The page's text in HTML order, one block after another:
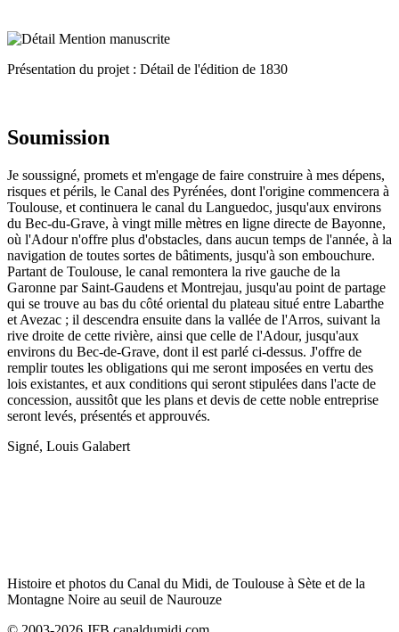
Présentation du projet : Détail de l'édition de 1830
Soumission
Je soussigné, promets et m'engage de faire construire à mes dépens,
risques et périls, le Canal des Pyrénées, dont l'origine commencera à
Toulouse, et continuera le canal du Languedoc, jusqu'aux environs
du Bec-du-Grave, à vingt mille mètres en ligne directe de Bayonne,
où l'Adour n'offre plus d'obstacles, dans aucun temps de l'année, à la
navigation de toutes sortes de bâtiments, jusqu'à son embouchure.
Partant de Toulouse, le canal remontera la rive gauche de la
Garonne par Saint-Gaudens et Montrejau, jusqu'au point de partage
qui se trouve au bas du côté oriental du plateau situé entre Labarthe
et Avezac ; il descendra ensuite dans la vallée de l'Arros, suivant la
rive droite de cette rivière, ainsi que celle de l'Adour, jusqu'aux
environs du Bec-de-Grave, dont il est parlé ci-dessus. J'offre de
remplir toutes les obligations qui me seront imposées en vertu des
lois existantes, et aux conditions qui seront stipulées dans l'acte de
concession, aussitôt que les plans et devis de cette noble entreprise
seront levés, présentés et approuvés.
Signé, Louis Galabert
Histoire et photos du Canal du Midi, de Toulouse à Sète et de la
Montagne Noire au seuil de Naurouze